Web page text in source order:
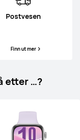
Postvesen
Finn ut mer
etter …?